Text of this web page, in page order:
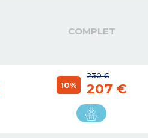
COMPLET
230 €
10% 207 €